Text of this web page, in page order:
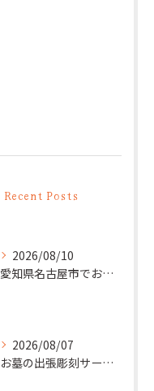
Recent Posts
2026/08/10
愛知県名古屋市でお墓の追加彫り。法名・没年月日などを彫刻。
2026/08/07
お墓の出張彫刻サービス【彫刻本舗】愛知県清須市